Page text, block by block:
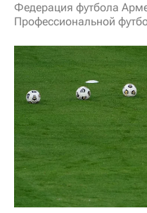
Федерация футбола
Профессиональной